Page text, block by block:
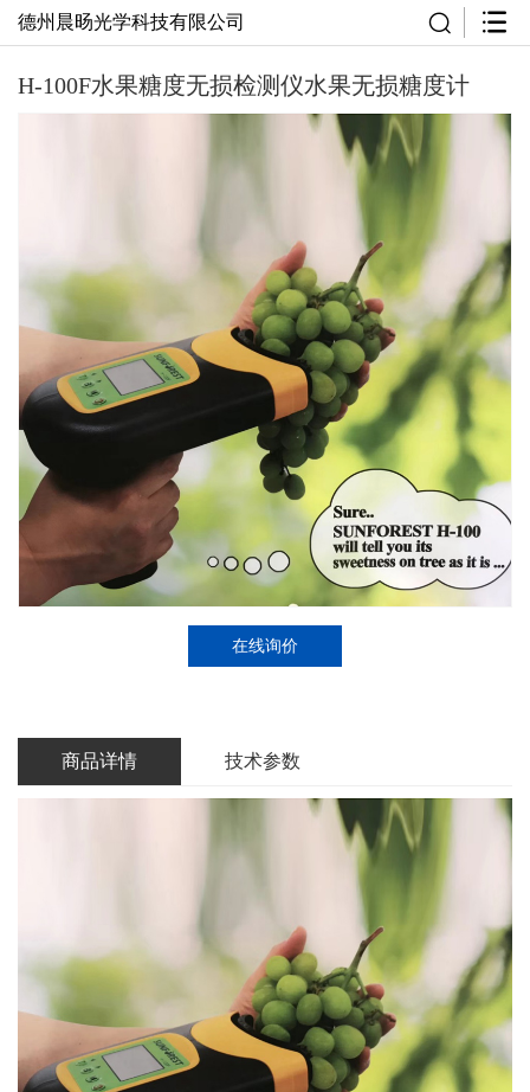
德州晨旸光学科技有限公司
H-100F水果糖度无损检测仪水果无损糖度计
在线询价
商品详情 技术参数